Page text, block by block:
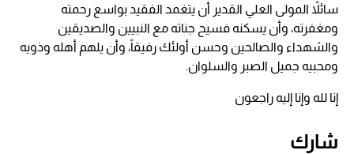
سائلاً المولى العلي القدير أن يتغمد الفقيد بواسع رحمته
ومغفرته، وأن يسكنه فسيح جناته مع النبيين والصديقين
والشهداء والصالحين وحسن أولئك رفيقاً، وأن يلهم أهله وذويه
ومحبيه جميل الصبر والسلوان.
إنا لله وإنا إليه راجعون
شارك